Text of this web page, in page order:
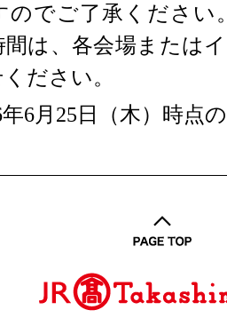
のでご了承ください
間は、各会場または
ださい。
6月25日（木）時